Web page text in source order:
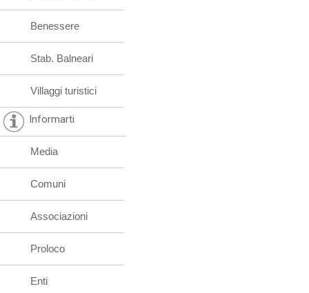
Benessere
Stab. Balneari
Villaggi turistici
Informarti
Media
Comuni
Associazioni
Proloco
Enti